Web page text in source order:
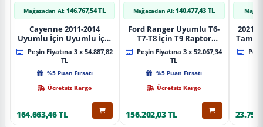
Mağazadan Al: 146.767,54 TL
Cayenne 2011-2014
Uyumlu İçin Uyumlu İçin
2019+ Bagaj Facelift
Parça
Peşin Fiyatına 3 x 54.887,82
TL
%5 Puan Fırsatı
Ücretsiz Kargo
164.663,46 TL
Mağazadan Al: 140.477,43 TL
Ford Ranger Uyumlu T6-
T7-T8 İçin T9 Raptor
Dönüşüm (Ön Arka Full)
Parça
Peşin Fiyatına 3 x 52.067,34
TL
%5 Puan Fırsatı
Ücretsiz Kargo
156.202,03 TL
2021+